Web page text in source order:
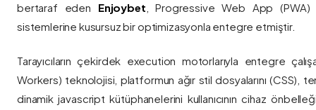
bertaraf eden Enjoybet , Progressive Web App (PWA)
sistemlerine kusursuz bir optimizasyonla entegre etmiştir.
Tarayıcıların çekirdek execution motorlarıyla entegre
Workers) teknolojisi, platformun ağır stil dosyalarını (CSS),
dinamik javascript kütüphanelerini kullanıcının cihaz